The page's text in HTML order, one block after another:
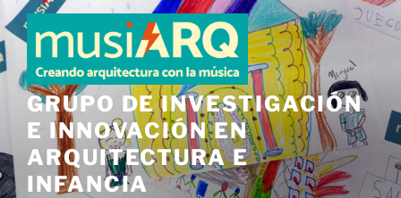
Saltar
al
contenido
GRUPO DE INVESTIGACIÓN
E INNOVACIÓN EN
ARQUITECTURA E
INFANCIA